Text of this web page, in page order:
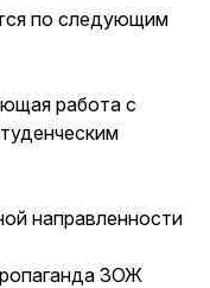
по следующим
работа с
направленности
ЗОЖ